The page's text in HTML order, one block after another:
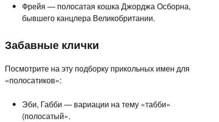
Фрейя — полосатая кошка Джорджа Осборна,
бывшего канцлера Великобритании.
Забавные клички
Посмотрите на эту подборку прикольных имен для
«полосатиков»:
Эби, Габби — вариации на тему «табби»
(полосатый».